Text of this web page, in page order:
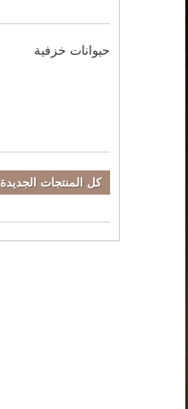
حيوانات خزفية
كل المنتجات الجديدة